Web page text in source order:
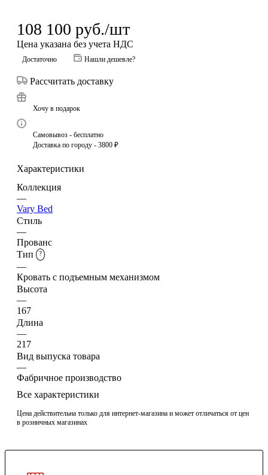
108 100 руб./шт
Цена указана без учета НДС
Достаточно Нашли дешевле?
Рассчитать доставку
Хочу в подарок
Самовывоз - бесплатно
Доставка по городу - 3800 ₽
Характеристики
Коллекция
—
Vary Bed
Стиль
—
Прованс
Тип
?
—
Кровать с подъемным механизмом
Высота
—
167
Длина
—
217
Вид выпуска товара
—
Фабричное производство
Все характеристики
Цена действительна только для интернет-магазина и может отличаться от цен
в розничных магазинах